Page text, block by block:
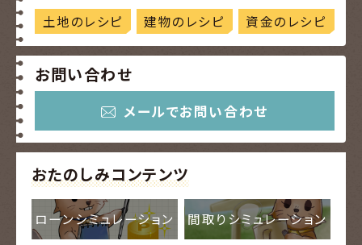
土地のレシピ 建物のレシピ 資金のレシピ
お問い合わせ
メールでお問い合わせ
おたのしみコンテンツ
ローンシミュレーション 間取りシミュレーション